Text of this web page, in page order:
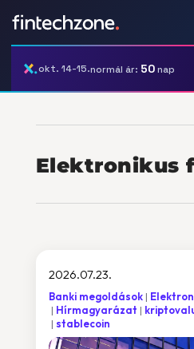
okt. 14-15.normál ár: 50nap
Elektronikus
2026.07.23.
Banki megoldások
Hírmagyarázat
stablecoin